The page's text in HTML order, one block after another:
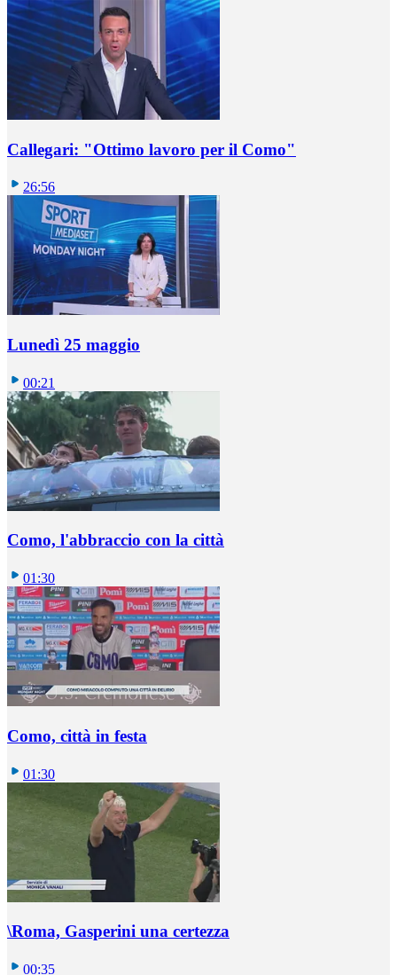
Callegari: "Ottimo lavoro per il Como"
26:56
Lunedì 25 maggio
00:21
Como, l'abbraccio con la città
01:30
Como, città in festa
01:30
\Roma, Gasperini una certezza
00:35